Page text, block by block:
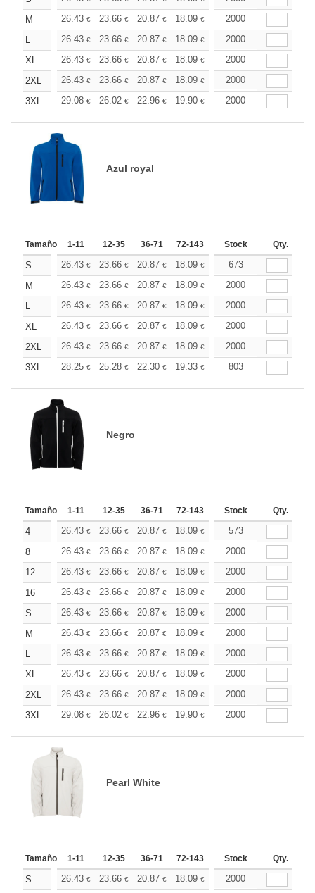
M
26.43 € 23.66 € 20.87 € 18.09 € 16.69€
2000
L
26.43 € 23.66 € 20.87 € 18.09 € 16.69€
2000
XL
26.43 € 23.66 € 20.87 € 18.09 € 16.69€
2000
2XL
26.43 € 23.66 € 20.87 € 18.09 € 16.69€
2000
3XL
29.08 € 26.02 € 22.96 € 19.90 € 18.37€
2000
Azul royal
Tamaño 1-11 12-35 36-71 72-143 144-287 288 +
Stock Qty.
S 26.43 € 23.66 € 20.87 € 18.09 € 16.69€
673
M
26.43 € 23.66 € 20.87 € 18.09 € 16.69€
2000
L
26.43 € 23.66 € 20.87 € 18.09 € 16.69€
2000
XL
26.43 € 23.66 € 20.87 € 18.09 € 16.69€
2000
2XL
26.43 € 23.66 € 20.87 € 18.09 € 16.69€
2000
3XL
28.25 € 25.28 € 22.30 € 19.33 € 17.85€
803
Negro
Tamaño 1-11 12-35 36-71 72-143 144-287 288 +
Stock Qty.
4 26.43 € 23.66 € 20.87 € 18.09 € 16.69€
573
8
26.43 € 23.66 € 20.87 € 18.09 € 16.69€
2000
12
26.43 € 23.66 € 20.87 € 18.09 € 16.69€
2000
16
26.43 € 23.66 € 20.87 € 18.09 € 16.69€
2000
S
26.43 € 23.66 € 20.87 € 18.09 € 16.69€
2000
M
26.43 € 23.66 € 20.87 € 18.09 € 16.69€
2000
L
26.43 € 23.66 € 20.87 € 18.09 € 16.69€
2000
XL
26.43 € 23.66 € 20.87 € 18.09 € 16.69€
2000
2XL
26.43 € 23.66 € 20.87 € 18.09 € 16.69€
2000
3XL
29.08 € 26.02 € 22.96 € 19.90 € 18.37€
2000
Pearl White
Tamaño 1-11 12-35 36-71 72-143 144-287 288 +
Stock Qty.
S 26.43 € 23.66 € 20.87 € 18.09 € 16.69€
2000